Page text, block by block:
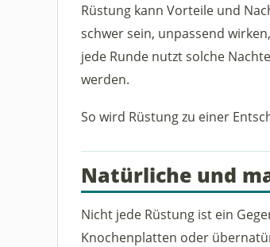
Rüstung kann Vorteile und
schwer sein, unpassend
jede Runde nutzt solche
werden.
So wird Rüstung zu einer
Natürliche und
Nicht jede Rüstung ist ein
Knochenplatten oder